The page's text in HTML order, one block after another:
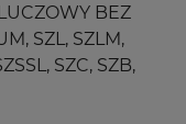
BEZ
SZL, SZLM,
SZC, SZB,